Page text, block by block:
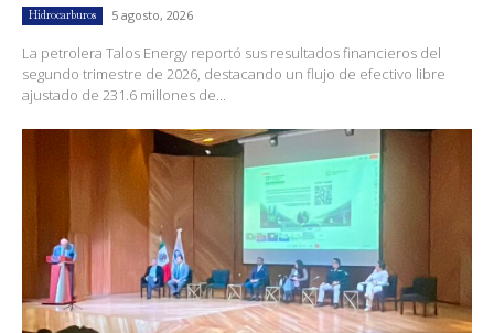
Hidrocarburos 5 agosto, 2026
La petrolera Talos Energy reportó sus resultados financieros del
segundo trimestre de 2026, destacando un flujo de efectivo libre
ajustado de 231.6 millones de...